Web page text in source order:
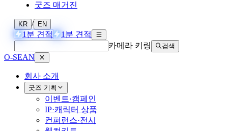
굿즈 매거진
KR / EN
1분 견적
1분 견적
카메라 키링
검색
O-SEAN
회사 소개
굿즈 기획
이벤트·캠페인
IP·캐릭터 상품
컨퍼런스·전시